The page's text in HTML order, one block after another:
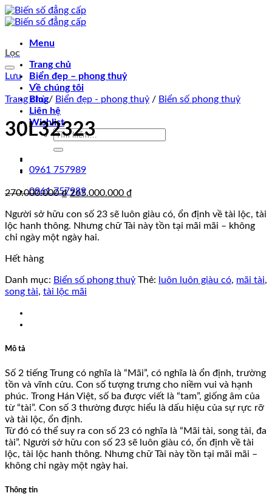
Chuyển
đến
dung
Menu
Trang chủ
Biển đẹp – phong thuỷ
Về chúng tôi
Blog
Liên hệ
Wishlist
Tìm
0961 757989
0961 757989
Lọc
Lưu
Trang chủ / Biển đẹp - phong thuỷ / Biển số phong thuỷ
30L32323
270.000.000₫ Giá
là:
270.000.000 ₫.
265.000.000 ₫
tại
là:
Người sở hữu con số 23 sẽ luôn giàu có, ổn định về tài lộc, tài
lộc hanh thông. Nhưng chữ Tài này tồn tại mãi mãi – không
chỉ ngày một ngày hai.
Hết hàng
Danh mục: Biển số phong thuỷ Thẻ: luôn luôn giàu có, mãi tài,
song tài, tài lộc mãi
Mô tả
Số 2 tiếng Trung có nghĩa là “Mãi”, có nghĩa là ổn định, trường
tồn và vĩnh cửu. Con số tượng trưng cho niềm vui và hạnh
phúc. Trong Hán Việt, số ba được viết là “tam”, giống âm của
từ “tài”. Con số 3 thường được hiểu là dấu hiệu của sự rực rỡ
và tài lộc, ổn định.
Từ đó có thể suy ra con số 23 có nghĩa là “Mãi tài, song tài, đa
tài”. Người sở hữu con số 23 sẽ luôn giàu có, ổn định về tài
lộc, tài lộc hanh thông. Nhưng chữ Tài này tồn tại mãi mãi –
không chỉ ngày một ngày hai.
Thông tin